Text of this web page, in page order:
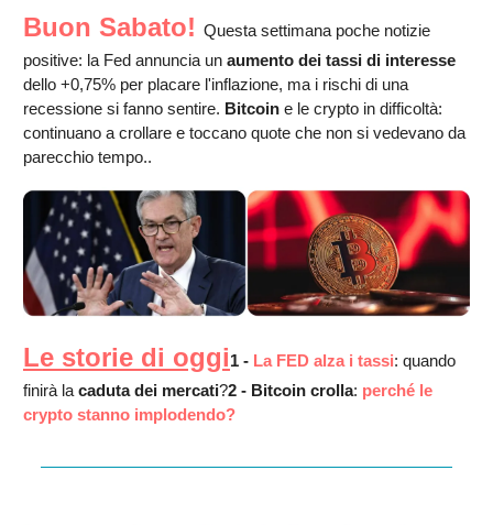
Buon Sabato! Questa settimana poche notizie
positive: la Fed annuncia un aumento dei tassi di interesse
dello +0,75% per placare l'inflazione, ma i rischi di una
recessione si fanno sentire. Bitcoin e le crypto in difficoltà:
continuano a crollare e toccano quote che non si vedevano da
parecchio tempo..
Le storie di oggi1 - La FED alza i tassi: quando
finirà la caduta dei mercati?2 - Bitcoin crolla: perché le
crypto stanno implodendo?